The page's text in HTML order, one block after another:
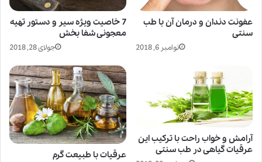
7 خاصیت ویژه سیر و دستور تهیه
معجونی شفا بخش
جولای 28, 2018
عفونت دندان و درمان آن با طب
سنتی
نوامبر 6, 2018
عرقیات با طبیعت گرم
آرامش و خواب راحت با ترکیب این
عرقیات گیاهی در طب سنتی